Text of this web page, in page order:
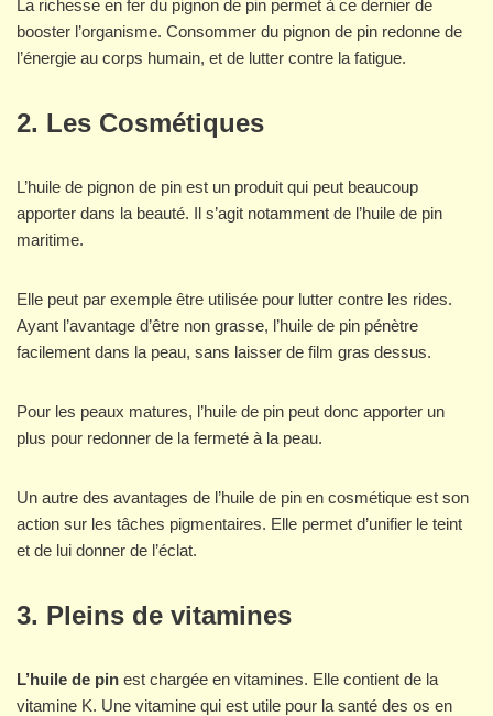
La richesse en fer du pignon de pin permet à ce dernier de
booster l’organisme. Consommer du pignon de pin redonne de
l’énergie au corps humain, et de lutter contre la fatigue.
2. Les Cosmétiques
L’huile de pignon de pin est un produit qui peut beaucoup
apporter dans la beauté. Il s’agit notamment de l’huile de pin
maritime.
Elle peut par exemple être utilisée pour lutter contre les rides.
Ayant l’avantage d’être non grasse, l’huile de pin pénètre
facilement dans la peau, sans laisser de film gras dessus.
Pour les peaux matures, l’huile de pin peut donc apporter un
plus pour redonner de la fermeté à la peau.
Un autre des avantages de l’huile de pin en cosmétique est son
action sur les tâches pigmentaires. Elle permet d’unifier le teint
et de lui donner de l’éclat.
3. Pleins de vitamines
L’huile de pin est chargée en vitamines. Elle contient de la
vitamine K. Une vitamine qui est utile pour la santé des os en